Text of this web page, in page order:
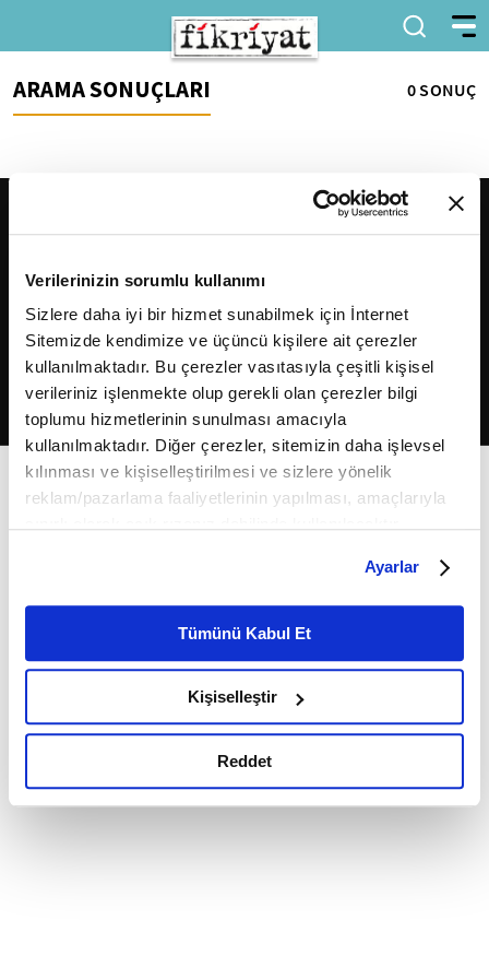
Verilerinizin sorumlu kullanımı
Sizlere daha iyi bir hizmet sunabilmek için İnternet
Sitemizde kendimize ve üçüncü kişilere ait çerezler
kullanılmaktadır. Bu çerezler vasıtasıyla çeşitli kişisel
verileriniz işlenmekte olup gerekli olan çerezler bilgi
toplumu hizmetlerinin sunulması amacıyla
kullanılmaktadır. Diğer çerezler, sitemizin daha işlevsel
kılınması ve kişiselleştirilmesi ve sizlere yönelik
reklam/pazarlama faaliyetlerinin yapılması, amaçlarıyla
belirleyebilirsiniz. Çerezlere ilişkin detaylı bilgi için
Ayarlar butonuna tıklayabilir,Çerez Bilgilendirme
Metnimizi ziyaret edebilirsiniz.
6698 sayılı Kişisel Verilerin Korunması Kanunu uyarınca
okumak ve sitemizi ziyaretiniz kapsamında
gerçekleştirilen veri işleme faaliyetleri ile ilgili daha
detaylı bilgi almak için lütfentıklayınız.
Ayarlar
Tümünü Kabul Et
Kişiselleştir
Reddet
ARAMA SONUÇLARI 0 SONUÇ
2026Fikriyat. Tüm hakları saklıdır.